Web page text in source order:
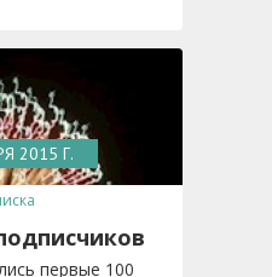
2015 Г.
первые 100